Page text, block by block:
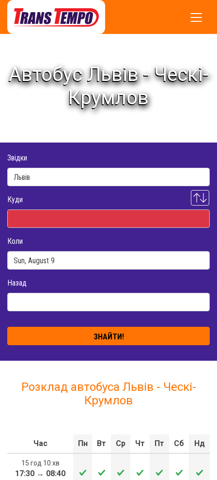
Автобус Львів - Ческі-
Крумлов
Звідки
Куди
Коли
Назад
ЗНАЙТИ!
Розклад автобуса Львів - Ческі-
Крумлов
Час Пн Вт Ср Чт Пт Сб Нд
15 год 10 хв
17:30 → 08:40